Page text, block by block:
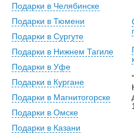
Подарки в Челябинске
Подарки в Тюмени
Подарки в Сургуте
Подарки в Нижнем Тагиле
Подарки в Уфе
Подарки в Кургане
Подарки в Магнитогорске
Подарки в Омске
Подарки в Казани